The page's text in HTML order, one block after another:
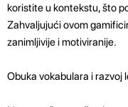
koristite u kontekstu, što
Zahvaljujući ovom
zanimljivije i motiviranije.
Obuka vokabulara i razvoj